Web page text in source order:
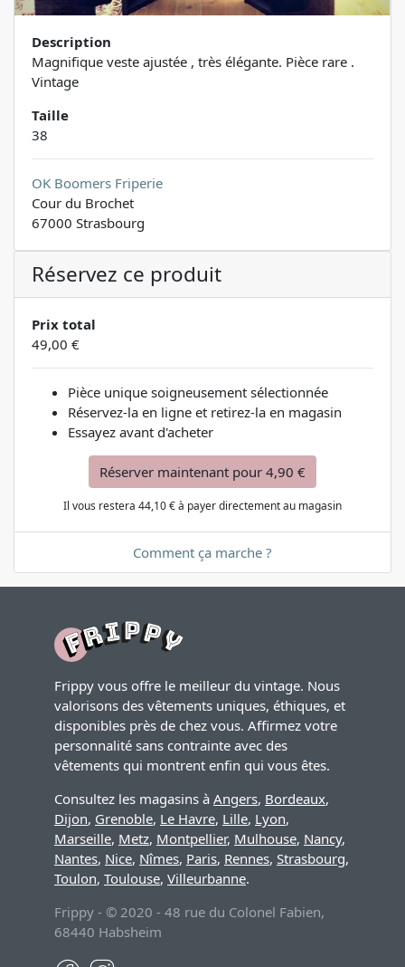
Description
Magnifique veste ajustée , très élégante. Pièce rare .
Vintage
Taille
38
OK Boomers Friperie
Cour du Brochet
67000 Strasbourg
Réservez ce produit
Prix total
49,00 €
Pièce unique soigneusement sélectionnée
Réservez-la en ligne et retirez-la en magasin
Essayez avant d'acheter
Réserver maintenant pour 4,90 €
Il vous restera 44,10 € à payer directement au magasin
Comment ça marche ?
Frippy vous offre le meilleur du vintage. Nous
valorisons des vêtements uniques, éthiques, et
disponibles près de chez vous. Affirmez votre
personnalité sans contrainte avec des
vêtements qui montrent enfin qui vous êtes.
Consultez les magasins à Angers, Bordeaux,
Dijon, Grenoble, Le Havre, Lille, Lyon,
Marseille, Metz, Montpellier, Mulhouse, Nancy,
Nantes, Nice, Nîmes, Paris, Rennes, Strasbourg,
Toulon, Toulouse, Villeurbanne.
Frippy - © 2020 - 48 rue du Colonel Fabien,
68440 Habsheim